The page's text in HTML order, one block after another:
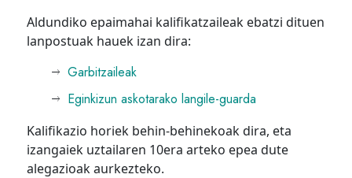
Aldundiko epaimahai kalifikatzaileak ebatzi dituen
lanpostuak hauek izan dira:
Garbitzaileak
Eginkizun askotarako langile-guarda
Kalifikazio horiek behin-behinekoak dira, eta
izangaiek uztailaren 10era arteko epea dute
alegazioak aurkezteko.